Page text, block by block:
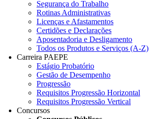
Segurança do Trabalho
Rotinas Administrativas
Licenças e Afastamentos
Certidões e Declarações
Aposentadoria e Desligamento
Todos os Produtos e Serviços (A-Z)
Carreira PAEPE
Estágio Probatório
Gestão de Desempenho
Progressão
Requisitos Progressão Horizontal
Requisitos Progressão Vertical
Concursos